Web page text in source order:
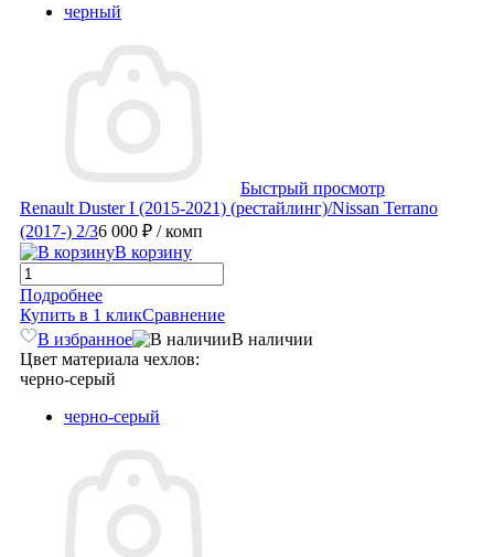
черный
Быстрый просмотр
Renault Duster I (2015-2021) (рестайлинг)/Nissan Terrano
(2017-) 2/36 000 ₽ / комп
В корзину
Подробнее
Купить в 1 кликСравнение
В избранное
В наличии
Цвет материала чехлов:
черно-серый
черно-серый